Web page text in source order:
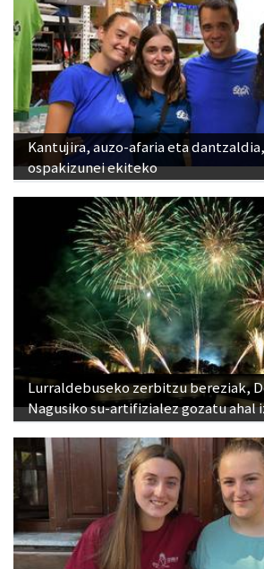
Kantujira, auzo-afaria eta
ospakizunei ekiteko
Lurraldebuseko zerbitzu bereziak,
Nagusiko su-artifizialez gozatu ahal